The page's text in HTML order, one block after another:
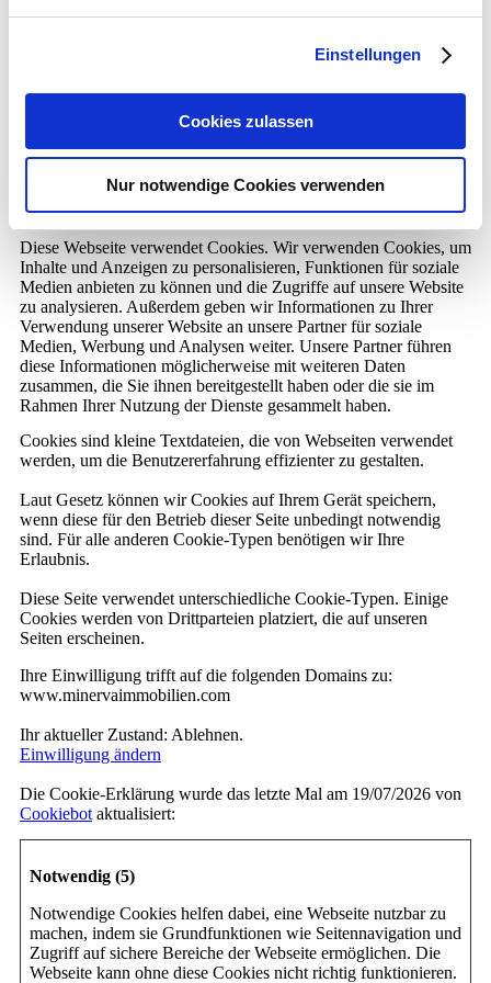
Einstellungen
Cookies zulassen
Nur notwendige Cookies verwenden
zu finden.
Webseite
Diese Webseite verwendet Cookies. Wir verwenden Cookies, um
Inhalte und Anzeigen zu personalisieren, Funktionen für soziale
Medien anbieten zu können und die Zugriffe auf unsere Website
zu analysieren. Außerdem geben wir Informationen zu Ihrer
Verwendung unserer Website an unsere Partner für soziale
Medien, Werbung und Analysen weiter. Unsere Partner führen
diese Informationen möglicherweise mit weiteren Daten
zusammen, die Sie ihnen bereitgestellt haben oder die sie im
Rahmen Ihrer Nutzung der Dienste gesammelt haben.
Cookies sind kleine Textdateien, die von Webseiten verwendet
werden, um die Benutzererfahrung effizienter zu gestalten.
Laut Gesetz können wir Cookies auf Ihrem Gerät speichern,
wenn diese für den Betrieb dieser Seite unbedingt notwendig
sind. Für alle anderen Cookie-Typen benötigen wir Ihre
Erlaubnis.
Diese Seite verwendet unterschiedliche Cookie-Typen. Einige
Cookies werden von Drittparteien platziert, die auf unseren
Seiten erscheinen.
Ihre Einwilligung trifft auf die folgenden Domains zu:
www.minervaimmobilien.com
Ihr aktueller Zustand: Ablehnen.
Einwilligung ändern
Die Cookie-Erklärung wurde das letzte Mal am 19/07/2026 von
Cookiebot aktualisiert:
Notwendig (5)
Notwendige Cookies helfen dabei, eine Webseite nutzbar zu
machen, indem sie Grundfunktionen wie Seitennavigation und
Zugriff auf sichere Bereiche der Webseite ermöglichen. Die
Webseite kann ohne diese Cookies nicht richtig funktionieren.